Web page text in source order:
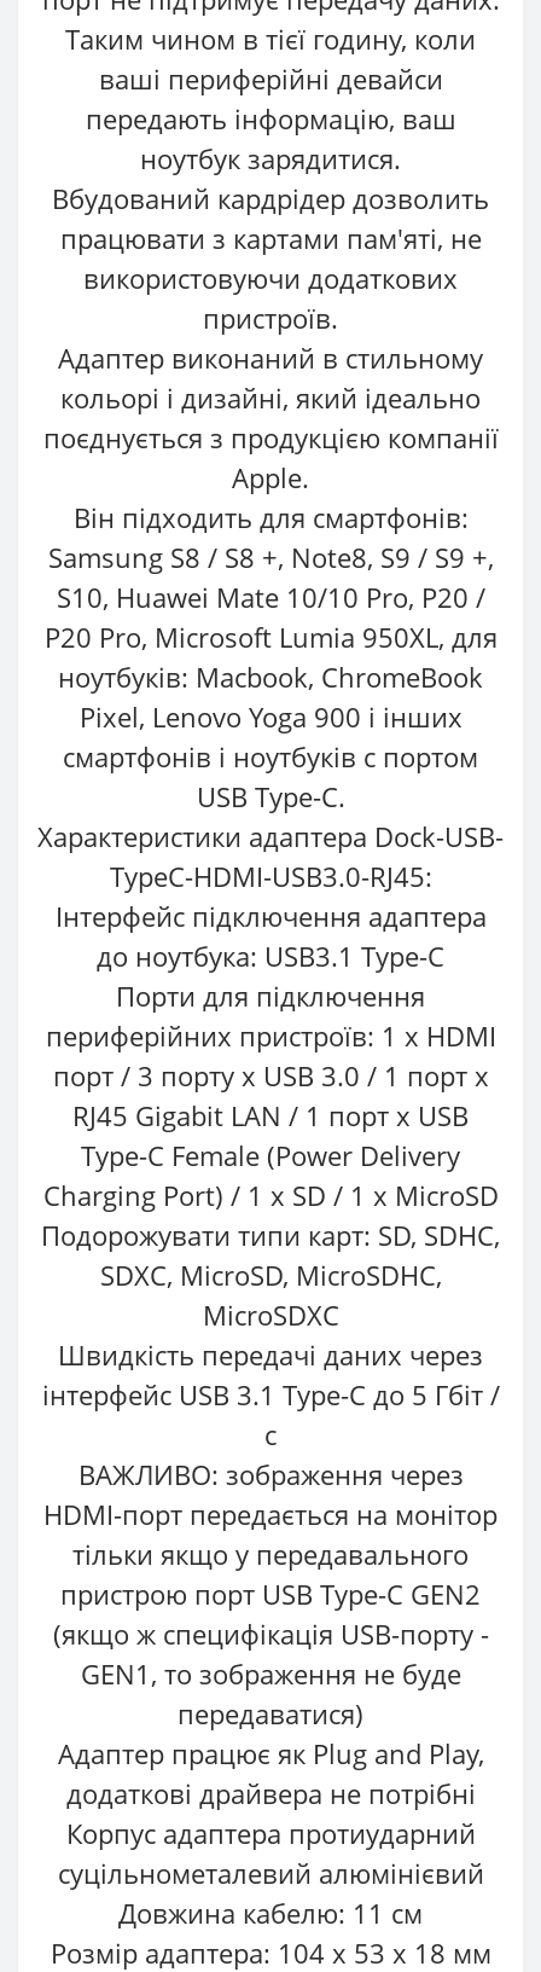
Таким чином в тієї годину, коли
ваші периферійні девайси
передають інформацію, ваш
ноутбук зарядитися.
Вбудований кардрідер дозволить
працювати з картами пам'яті, не
використовуючи додаткових
пристроїв.
Адаптер виконаний в стильному
кольорі і дизайні, який ідеально
поєднується з продукцією компанії
Apple.
Він підходить для смартфонів:
Samsung S8 / S8 +, Note8, S9 / S9 +,
S10, Huawei Mate 10/10 Pro, P20 /
P20 Pro, Microsoft Lumia 950XL, для
ноутбуків: Macbook, ChromeBook
Pixel, Lenovo Yoga 900 і інших
смартфонів і ноутбуків c портом
USB Type-C.
Характеристики адаптера Dock-USB-
TypeC-HDMI-USB3.0-RJ45:
Інтерфейс підключення адаптера
до ноутбука: USB3.1 Type-C
Порти для підключення
периферійних пристроїв: 1 х HDMI
порт / 3 порту х USB 3.0 / 1 порт х
RJ45 Gigabit LAN / 1 порт х USB
Type-C Female (Power Delivery
Charging Port) / 1 x SD / 1 х MicroSD
Подорожувати типи карт: SD, SDHC,
SDXC, MicroSD, MicroSDHC,
MicroSDXC
Швидкість передачі даних через
інтерфейс USB 3.1 Type-C до 5 Гбіт /
с
ВАЖЛИВО: зображення через
HDMI-порт передається на монітор
тільки якщо у передавального
пристрою порт USB Type-C GEN2
(якщо ж специфікація USB-порту -
GEN1, то зображення не буде
передаватися)
Адаптер працює як Plug and Play,
додаткові драйвера не потрібні
Корпус адаптера протиударний
суцільнометалевий алюмінієвий
Довжина кабелю: 11 см
Розмір адаптера: 104 х 53 х 18 мм